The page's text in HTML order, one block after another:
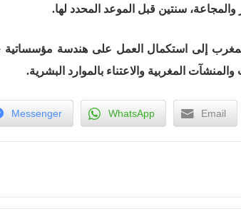
والمجاعة، سنتين قبل الموعد المحدد لها.
إلى استكمال العمل على هندسة مؤسساتية
والمنشآت المغربية والاعتناء بالموارد البشرية.
Messenger WhatsApp Email